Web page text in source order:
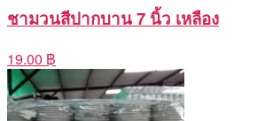
ชามวนสีปากบาน 7 นิ้ว เหลือง
19.00 ฿